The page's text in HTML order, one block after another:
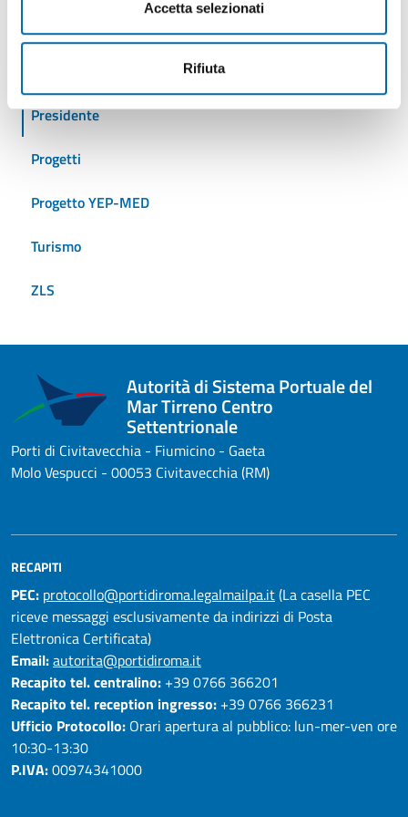
Accetta selezionati
Rifiuta
Iniziative
Presidente
Progetti
Progetto YEP-MED
Turismo
ZLS
Autorità di Sistema Portuale del
Mar Tirreno Centro
Settentrionale
Porti di Civitavecchia - Fiumicino - Gaeta
Molo Vespucci - 00053 Civitavecchia (RM)
RECAPITI
PEC: protocollo@portidiroma.legalmailpa.it(La casella PEC
riceve messaggi esclusivamente da indirizzi di Posta
Elettronica Certificata)
Email:autorita@portidiroma.it
Recapito tel. centralino: +39 0766 366201
Recapito tel. reception ingresso: +39 0766 366231
Ufficio Protocollo: Orari apertura al pubblico: lun-mer-ven ore
10:30-13:30
P.IVA:00974341000